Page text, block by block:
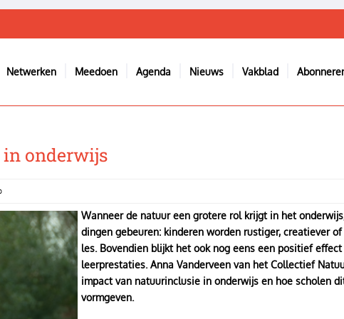
Netwerken Meedoen Agenda Nieuws Vakblad
onderwijs
Wanneer de natuur een grotere rol krijgt in het
dingen gebeuren: kinderen worden rustiger, creatiever
les. Bovendien blijkt het ook nog eens een positief
leerprestaties. Anna Vanderveen van het Collectief
impact van natuurinclusie in onderwijs en hoe scholen
vormgeven.